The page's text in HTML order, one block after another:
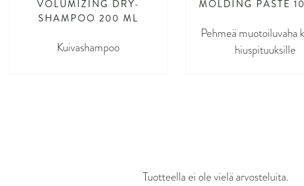
VOLUMIZING DRY-
SHAMPOO 200 ML
Kuivashampoo
MOLDING PASTE
Pehmeä muotoiluvaha
hiuspituuksille
Tuotteella ei ole vielä arvosteluita.